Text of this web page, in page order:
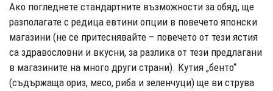
Ако погледнете стандартните възможности за обяд, ще
разполагате с редица евтини опции в повечето японски
магазини (не се притеснявайте – повечето от тези ястия
са здравословни и вкусни, за разлика от тези предлагани
в магазините на много други страни). Кутия „бенто“
(съдържаща ориз, месо, риба и зеленчуци) ще ви струва